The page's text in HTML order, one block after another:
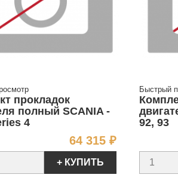
прокладок
полный SCANIA -
4
64 315 ₽Цена
+ КУПИТЬ
Быстрый
92, 93